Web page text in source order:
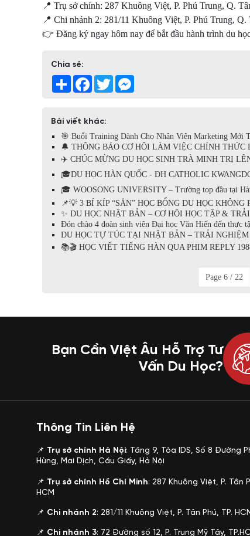
📍 Trụ sở chính: 287 Khuông Việt, P. Phú Trung, Q.
📍 Chi nhánh 2: 281/11 Khuông Việt, P. Phú Trung,
👉 Đăng ký ngay hôm nay để bắt đầu hành trình du
Chia sẻ:
Share FacebookTwitter
Bài viết khác:
🎯 Buổi Training Dành Cho Nhân Viên Marketing Mới
🔔 THÔNG BÁO CƠ HỘI LÀM VIỆC CHÍNH THỨC
✈️ CHÚC MỪNG DU HỌC SINH TRÀ MINH TRỊ
🎓DU HỌC HÀN QUỐC - ĐH CATHOLIC
🎓 WOOSONG UNIVERSITY – Trường top đầu tại
📌💡 3 BÍ KÍP “SĂN” HỌC BỔNG DU HỌC
✨ DU HỌC NHẬT BẢN – CƠ HỘI HỌC TẬP &
Đón chào 4 đoàn sinh viên Đại học Văn Hiến đến thực
DU HỌC TỰ TÚC TẠI NHẬT BẢN – TRẢI
📚🎬 HỌC VIẾT TIẾNG HÀN QUA PHIM REPLY
Page 6 / 22
Bạn Cần Việt Âu Hỗ Trợ Tư
Vấn Du Học?
Thông Tin Liên Hệ
📌 Trụ sở chính Hà Nội: Tầng 9, Tòa IDS, Số 8 Đường
Hùng, Mai Dịch, Cầu Giấy, Hà Nội
📌 Trụ sở chính Hồ Chí Minh: 287 Khuông Việt, P. Tân
HCM
📌 Chi nhánh 2: 281/11 Khuông Việt, P. Tân Phú, TP.
📌 Chi nhánh 3: 72 Đường số 12, P. Trung Mỹ Tây,